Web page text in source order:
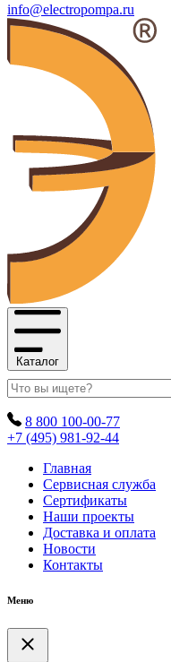
info@electropompa.ru
Каталог
8 800 100-00-77
+7 (495) 981-92-44
Главная
Сервисная служба
Сертификаты
Наши проекты
Доставка и оплата
Новости
Контакты
Меню